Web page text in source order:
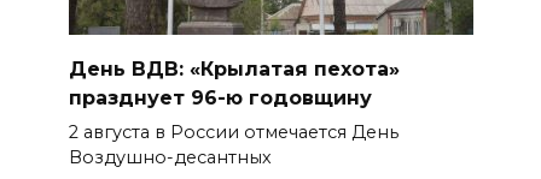
День ВДВ: «Крылатая пехота»
празднует 96-ю годовщину
2 августа в России отмечается День
Воздушно-десантных